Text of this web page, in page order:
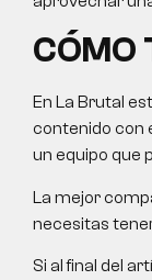
CÓMO
En La Brutal
contenido con
un equipo que
La mejor
necesitas
Si al final del